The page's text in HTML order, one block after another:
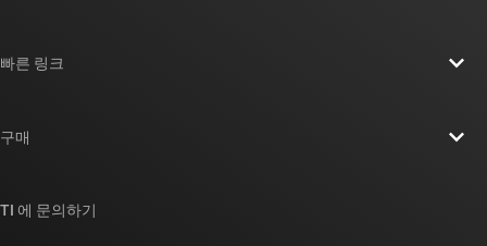
빠른 링크
대체품 검색
구매
TI 에 문의하기